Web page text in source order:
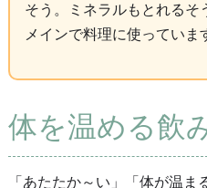
そう。ミネラルもとれる
メインで料理に使ってい
体を温める飲
「あたたか～い」「体が温